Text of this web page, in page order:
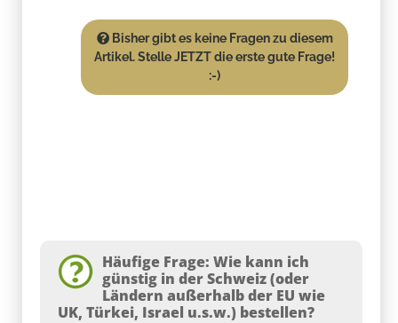
Bisher gibt es keine Fragen zu diesem
Artikel. Stelle JETZT die erste gute Frage!
:-)
Häufige Frage: Wie kann ich
günstig in der Schweiz (oder
Ländern außerhalb der EU wie
UK, Türkei, Israel u.s.w.) bestellen?